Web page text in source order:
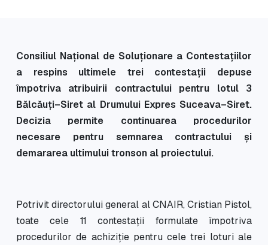
Consiliul Național de Soluționare a Contestațiilor
a respins ultimele trei contestații depuse
împotriva atribuirii contractului pentru lotul 3
Bălcăuți–Siret al Drumului Expres Suceava–Siret.
Decizia permite continuarea procedurilor
necesare pentru semnarea contractului și
demararea ultimului tronson al proiectului.
Potrivit directorului general al CNAIR, Cristian Pistol,
toate cele 11 contestații formulate împotriva
procedurilor de achiziție pentru cele trei loturi ale